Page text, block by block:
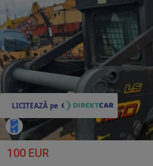
100 EUR